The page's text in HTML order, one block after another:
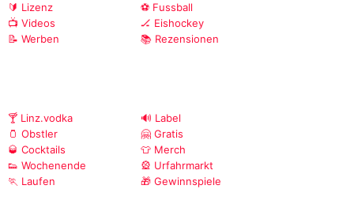
🔰 Lizenz
📺 Videos
📝 Werben
⚽ Fussball
🏒 Eishockey
📚 Rezensionen
🍸 Linz.vodka
🫙 Obstler
🥃 Cocktails
👟 Wochenende
🏃 Laufen
🔊 Label
🤗 Gratis
👕 Merch
🎡 Urfahrmarkt
🎁 Gewinnspiele